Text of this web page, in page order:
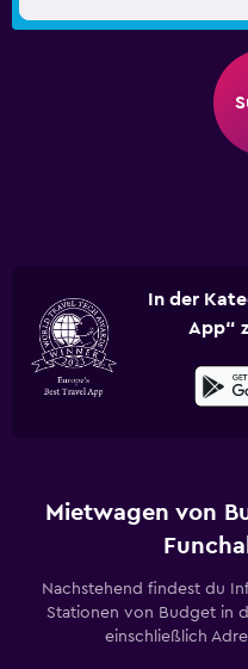
In der
App“
Mietwagen von
Nachstehend findest du
Stationen von Budget in
einschließlich